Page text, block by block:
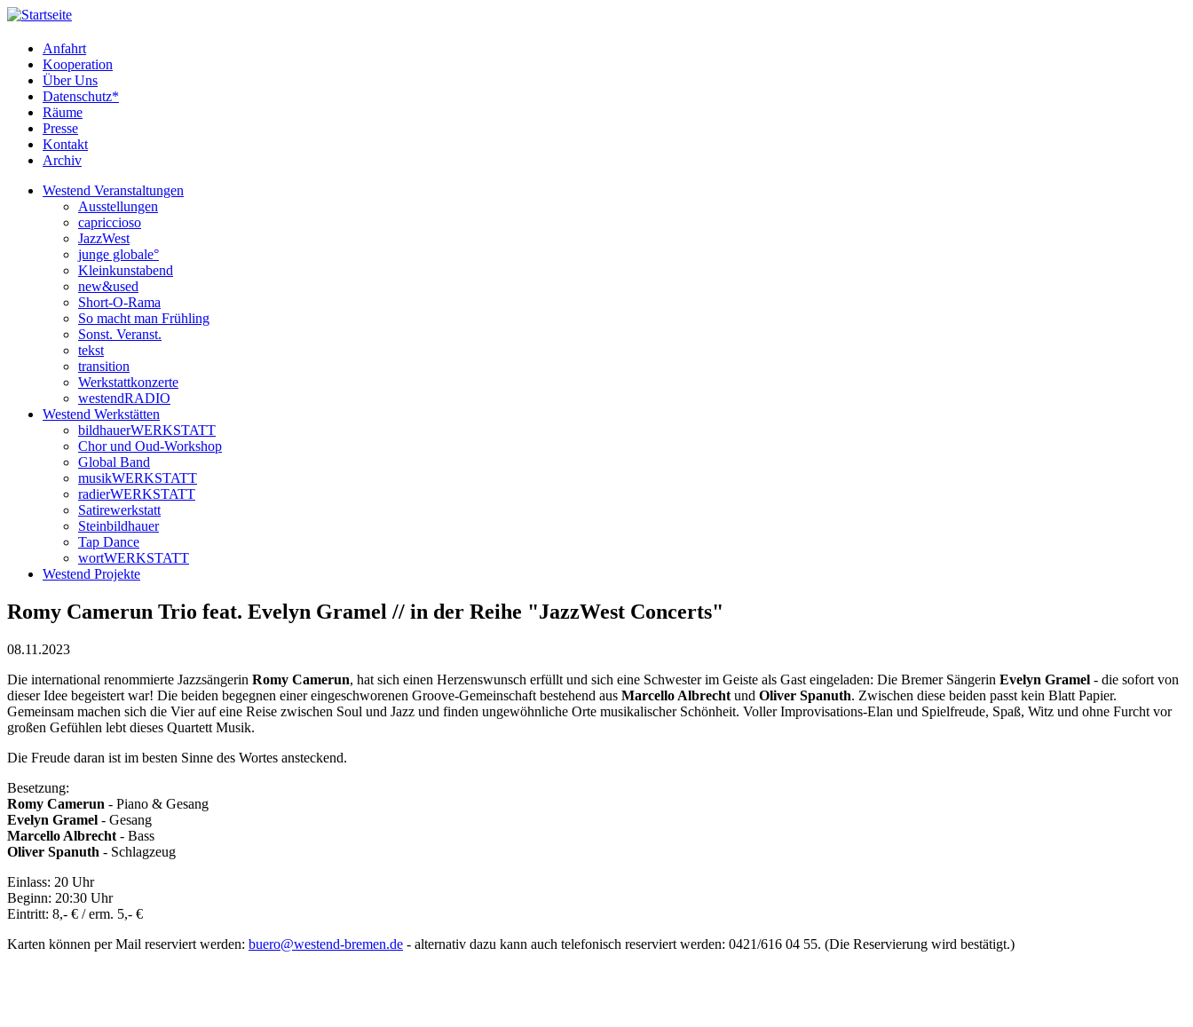
Anfahrt
Kooperation
Über Uns
Datenschutz*
Räume
Presse
Kontakt
Archiv
Westend Veranstaltungen
Ausstellungen
capriccioso
JazzWest
junge globale°
Kleinkunstabend
new&used
Short-O-Rama
So macht man Frühling
Sonst. Veranst.
tekst
transition
Werkstattkonzerte
westendRADIO
Westend Werkstätten
bildhauerWERKSTATT
Chor und Oud-Workshop
Global Band
musikWERKSTATT
radierWERKSTATT
Satirewerkstatt
Steinbildhauer
Tap Dance
wortWERKSTATT
Westend Projekte
Romy Camerun Trio feat. Evelyn Gramel // in der Reihe "JazzWest Concerts"
08.11.2023
Die international renommierte Jazzsängerin Romy Camerun, hat sich einen Herzenswunsch erfüllt und sich eine Schwester im Geiste als Gast eingeladen: Die Bremer Sängerin Evelyn Gramel - die sofort von
dieser Idee begeistert war! Die beiden begegnen einer eingeschworenen Groove-Gemeinschaft bestehend aus Marcello Albrecht und Oliver Spanuth. Zwischen diese beiden passt kein Blatt Papier.
Gemeinsam machen sich die Vier auf eine Reise zwischen Soul und Jazz und finden ungewöhnliche Orte musikalischer Schönheit. Voller Improvisations-Elan und Spielfreude, Spaß, Witz und ohne Furcht vor
großen Gefühlen lebt dieses Quartett Musik.
Die Freude daran ist im besten Sinne des Wortes ansteckend.
Besetzung:
Romy Camerun - Piano & Gesang
Evelyn Gramel - Gesang
Marcello Albrecht - Bass
Oliver Spanuth - Schlagzeug
Einlass: 20 Uhr
Beginn: 20:30 Uhr
Eintritt: 8,- € / erm. 5,- €
Karten können per Mail reserviert werden: buero@westend-bremen.de - alternativ dazu kann auch telefonisch reserviert werden: 0421/616 04 55. (Die Reservierung wird bestätigt.)